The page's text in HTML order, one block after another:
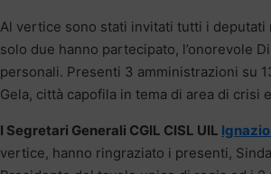
Al vertice sono stati invitati tutti i
solo due hanno partecipato, l’onorevole
personali. Presenti 3 amministrazioni su
Gela, città capofila in tema di area di crisi
I Segretari Generali CGIL CISL UIL
vertice, hanno ringraziato i presenti,